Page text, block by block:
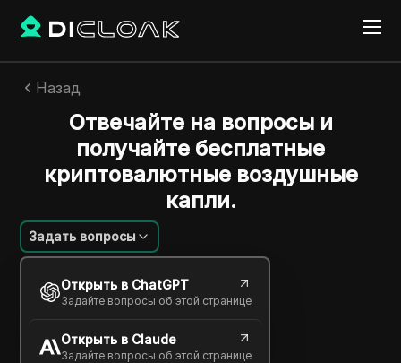
Назад
Отвечайте на вопросы и
получайте бесплатные
криптовалютные воздушные
капли.
Задать вопросы
Открыть в ChatGPT
Задайте вопросы об этой странице
Открыть в Claude
Задайте вопросы об этой странице
Aleksei Sorokin
24 нояб. 2024 2
минут
Copy Link